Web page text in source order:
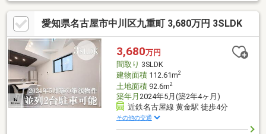
愛知県名古屋市中川区九重町 3,680万円 3SLDK
3,680万円
間取り 3SLDK
建物面積112.61m2
土地面積92.6m2
築年月 2024年5月(築2年4ヶ月)
近鉄名古屋線 黄金駅 徒歩4分
その他の交通